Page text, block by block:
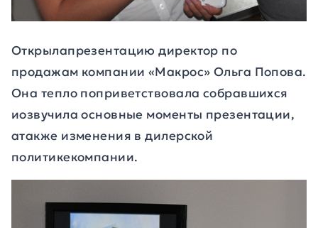
Открылапрезентацию директор по
продажам компании «Макрос» Ольга Попова.
Она тепло поприветствовала собравшихся
иозвучила основные моменты презентации,
атакже изменения в дилерской
политикекомпании.